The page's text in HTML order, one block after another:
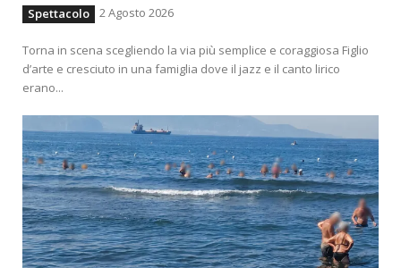
Spettacolo 2 Agosto 2026
Torna in scena scegliendo la via più semplice e coraggiosa Figlio
d’arte e cresciuto in una famiglia dove il jazz e il canto lirico
erano...